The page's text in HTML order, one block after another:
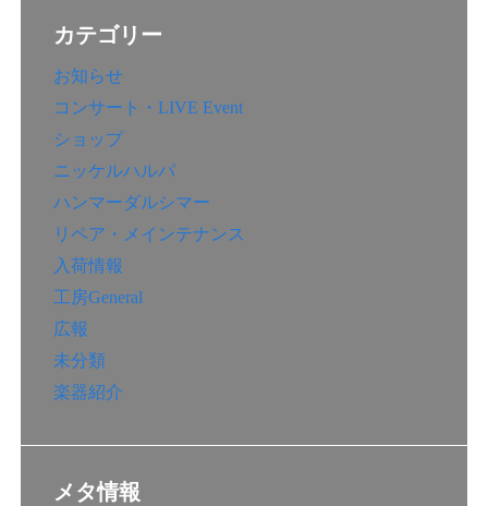
カテゴリー
お知らせ
コンサート・LIVE Event
ショップ
ニッケルハルパ
ハンマーダルシマー
リペア・メインテナンス
入荷情報
工房General
広報
未分類
楽器紹介
メタ情報